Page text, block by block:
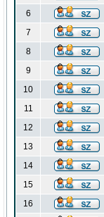
6
7
8
9
10
11
12
13
14
15
16